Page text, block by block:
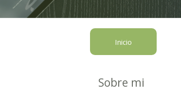
Inicio
Sobre mi